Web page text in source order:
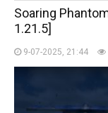
Soaring
1.21.5]
9-07-2025, 21:44